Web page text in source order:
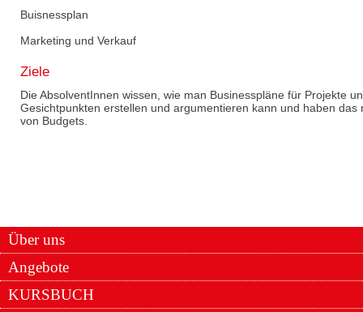
Buisnessplan
Marketing und Verkauf
Ziele
Die AbsolventInnen wissen, wie man Businesspläne für Projekte
Gesichtpunkten erstellen und argumentieren kann und haben das
von Budgets.
Über uns
Angebote
KURSBUCH